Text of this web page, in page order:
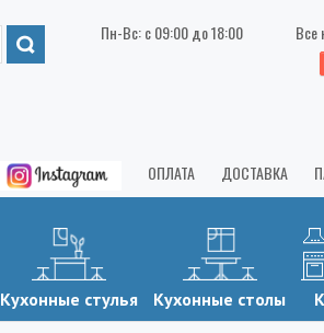
Пн-Вс: с 09:00 до 18:00
Все
ОПЛАТА ДОСТАВКА
Кухонные стулья Кухонные столы